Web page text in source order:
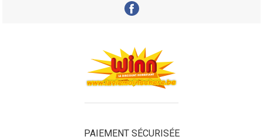
PAIEMENT SÉCURISÉE